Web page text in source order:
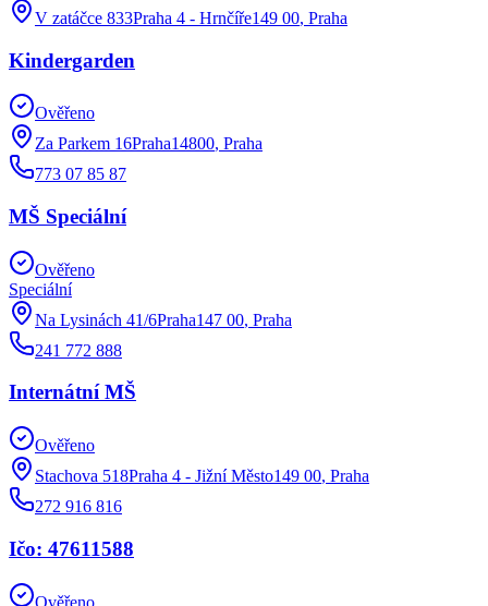
V zatáčce 833Praha 4 - Hrnčíře149 00, Praha
Kindergarden
Ověřeno
Za Parkem 16Praha14800, Praha
773 07 85 87
MŠ Speciální
Ověřeno
Speciální
Na Lysinách 41/6Praha147 00, Praha
241 772 888
Internátní MŠ
Ověřeno
Stachova 518Praha 4 - Jižní Město149 00, Praha
272 916 816
Ičo: 47611588
Ověřeno